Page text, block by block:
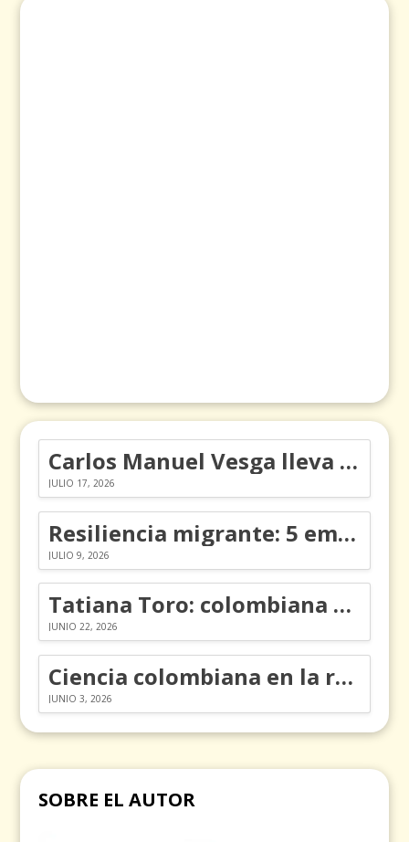
Carlos Manuel Vesga lleva el nombre de Colombia a los Emmy
JULIO 17, 2026
Resiliencia migrante: 5 emociones y cómo gestionarlas
JULIO 9, 2026
Tatiana Toro: colombiana que cambió la historia de las matemáticas
JUNIO 22, 2026
Ciencia colombiana en la revolución de los órganos en chips
JUNIO 3, 2026
SOBRE EL AUTOR